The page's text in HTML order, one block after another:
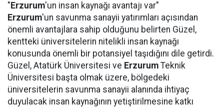
" Erzurum'un insan kaynağı avantajı var"
Erzurum'un savunma sanayii yatırımları açısından
önemli avantajlara sahip olduğunu belirten Güzel,
kentteki üniversitelerin nitelikli insan kaynağı
konusunda önemli bir potansiyel taşıdığını dile getirdi.
Güzel, Atatürk Üniversitesi ve Erzurum Teknik
Üniversitesi başta olmak üzere, bölgedeki
üniversitelerin savunma sanayii alanında ihtiyaç
duyulacak insan kaynağının yetiştirilmesine katkı